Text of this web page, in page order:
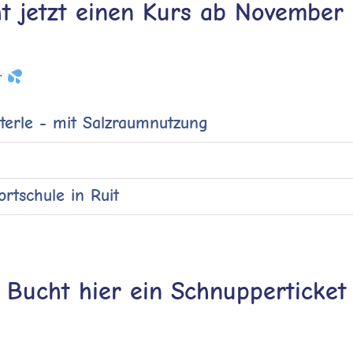
jetzt einen Kurs ab November
- mit Salzraumnutzung
in Ruit
Bucht hier ein Schnupperticket